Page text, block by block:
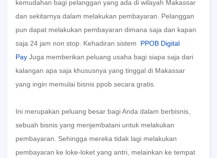
kemudahan bagi pelanggan yang ada di wilayah Makassar
dan sekitarnya dalam melakukan pembayaran. Pelanggan
pun dapat melakukan pembayaran dimana saja dan kapan
saja 24 jam non stop. Kehadiran sistem
PPOB Digital
Pay Juga memberikan peluang usaha bagi siapa saja dari
kalangan apa saja khususnya yang tinggal di Makassar
yang ingin memulai bisnis ppob secara gratis.
Ini merupakan peluang besar bagi Anda dalam berbisnis,
sebuah bisnis yang menjembatani untuk melakukan
pembayaran. Sehingga mereka tidak lagi melakukan
pembayaran ke loke-loket yang antri, melainkan ke tempat